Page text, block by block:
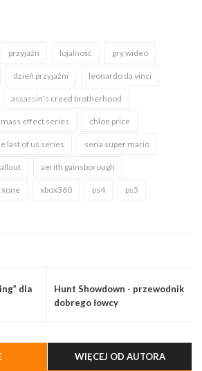
przyjaźń lojalność gry wideo
dzień przyjaźni leonardo da vinci
assassin's creed brotherhood
mass effect series chloe price
last of us series seria super mario
aerith gainsborough
xone xbox360 ps4 ps5
dla
Hunt Showdown - przewodnik
dobrego łowcy
WIĘCEJ OD AUTORA